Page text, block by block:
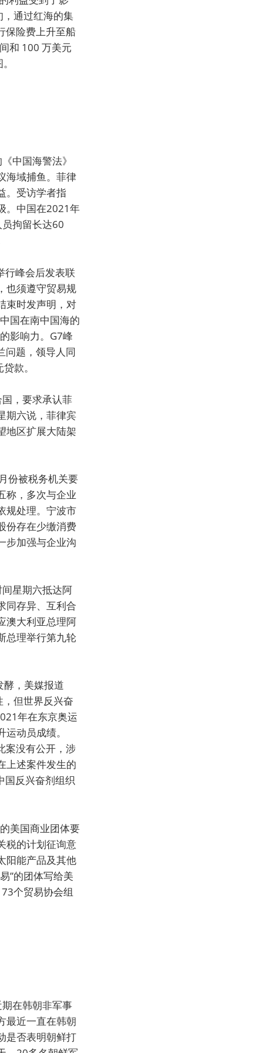
通过红海的集
保险费上升至船
和 100 万美元
中国海警法》
海域捕鱼。菲律
。受访学者指
。中国在2021年
拘留长达60
行峰会后发表联
也须遵守贸易规
束时发声明，对
国在南中国海的
影响力。G7峰
问题，领导人同
款。
国，要求承认菲
期六说，菲律宾
地区扩展大陆架
份被税务机关要
称，多次与企业
规处理。宁波市
份存在少缴消费
步加强与企业沟
星期六抵达阿
同存异、互利合
澳大利亚总理阿
总理举行第九轮
，美媒报道
但世界反兴奋
年在东京奥运
动员成绩。
案没有公开，涉
上述案件发生的
国反兴奋剂组织
美国商业团体要
税的计划征询意
阳能产品及其他
”的团体写给美
个贸易协会组
在韩朝非军事
最近一直在韩朝
是否表明朝鲜打